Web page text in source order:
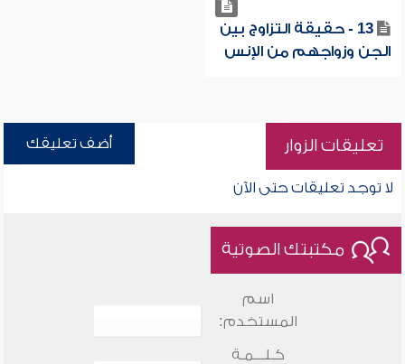
13 - حقيقة التزاوج بين
الجن وزواجهم من الإنس
تعليقات الزوار أضف تعليقك
لا توجد تعليقات حتى الآن
مكتبتك الصوتية
اسم
المستخدم:
كـلـــمـة